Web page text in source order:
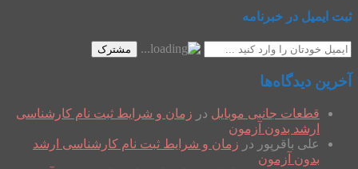
ثبت ایمیل در خبرنامه
مشترک
آخرین دیدگاه‌ها
قطعات جانبی موبایل در زمان و شرایط ثبت نام کارشناسی
ارشد بدون آزمون
علی باقرپور در زمان و شرایط ثبت نام کارشناسی ارشد
بدون آزمون